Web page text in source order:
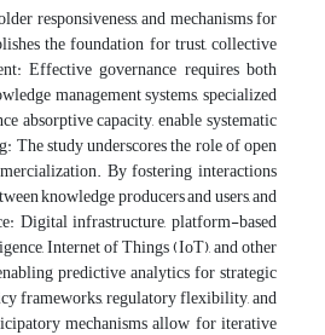
responsiveness, and mechanisms for
the foundation for trust, collective
Effective governance requires both
management systems, specialized
absorptive capacity, enable systematic
study underscores the role of open
By fostering interactions
knowledge producers and users, and
Digital infrastructure, platform-based
Internet of Things (IoT), and other
predictive analytics for strategic
frameworks, regulatory flexibility, and
mechanisms allow for iterative